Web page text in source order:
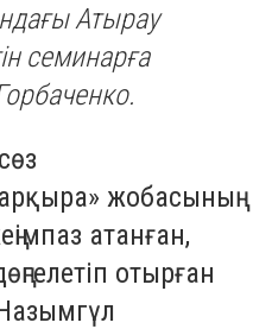
Атырау
семинарға
жобасының
атанған,
отырған